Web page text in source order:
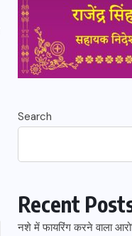
Search
Recent
नशे में फायरिंग करने वाला